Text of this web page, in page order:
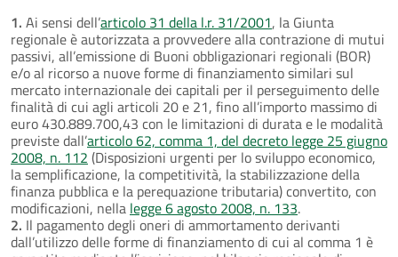
1. Ai sensi dell’articolo 31 della l.r. 31/2001, la Giunta
regionale è autorizzata a provvedere alla contrazione di mutui
passivi, all’emissione di Buoni obbligazionari regionali (BOR)
e/o al ricorso a nuove forme di finanziamento similari sul
mercato internazionale dei capitali per il perseguimento delle
finalità di cui agli articoli 20 e 21, fino all’importo massimo di
euro 430.889.700,43 con le limitazioni di durata e le modalità
previste dall’articolo 62, comma 1, del decreto legge 25 giugno
2008, n. 112 (Disposizioni urgenti per lo sviluppo economico,
la semplificazione, la competitività, la stabilizzazione della
finanza pubblica e la perequazione tributaria) convertito, con
modificazioni, nella legge 6 agosto 2008, n. 133.
2. Il pagamento degli oneri di ammortamento derivanti
dall’utilizzo delle forme di finanziamento di cui al comma 1 è